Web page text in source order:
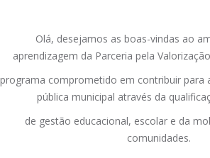
Olá, desejamos as boas-vindas ao
aprendizagem da Parceria pela
programa comprometido em contribuir para
pública municipal através da
de gestão educacional, escolar e da
comunidades.